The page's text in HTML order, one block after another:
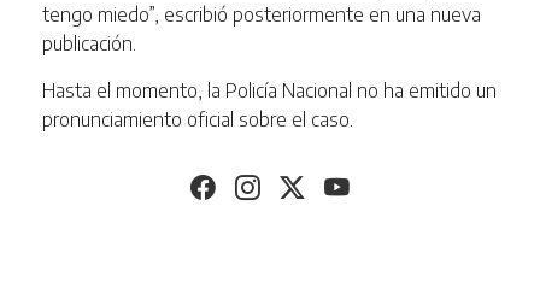
tengo miedo”, escribió posteriormente en una nueva
publicación.
Hasta el momento, la Policía Nacional no ha emitido un
pronunciamiento oficial sobre el caso.